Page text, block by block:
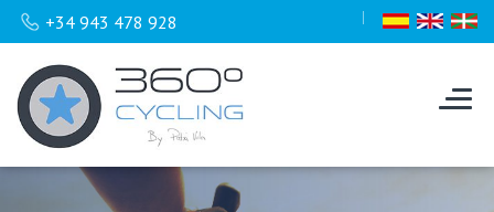
+34 943 478 928